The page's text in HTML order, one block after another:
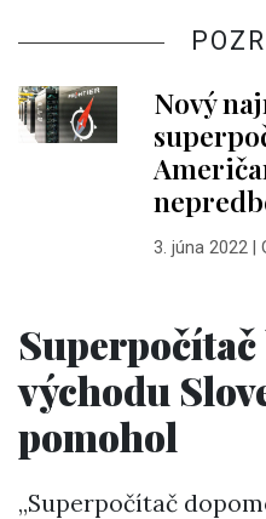
Nový
3. júna 2022|
východu
pomohol
„Superpočítač